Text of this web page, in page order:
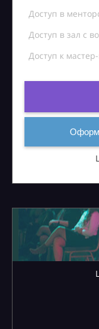
Доступ в
Доступ в зал с
Доступ к